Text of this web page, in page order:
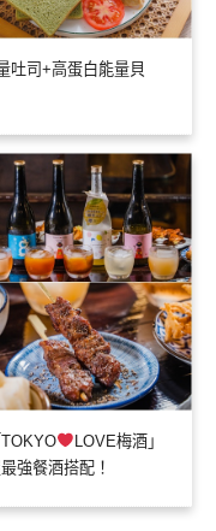
吐司+高蛋白能量貝
LOVE梅酒」
強餐酒搭配！